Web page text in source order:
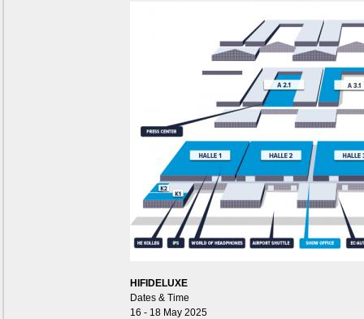
HIFIDELUXE
Dates & Time
16 - 18 May 2025